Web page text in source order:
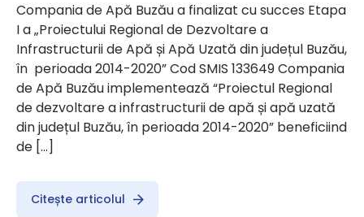
Compania de Apă Buzău a finalizat cu succes Etapa
I a „Proiectului Regional de Dezvoltare a
Infrastructurii de Apă și Apă Uzată din județul Buzău,
în perioada 2014-2020” Cod SMIS 133649 Compania
de Apă Buzău implementează “Proiectul Regional
de dezvoltare a infrastructurii de apă și apă uzată
din județul Buzău, în perioada 2014-2020” beneficiind
de […]
Citește articolul